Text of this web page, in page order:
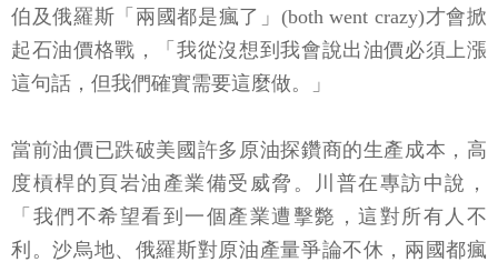
伯及俄羅斯「兩國都是瘋了」(both went crazy)才會掀
起石油價格戰，「我從沒想到我會說出油價必須上漲
這句話，但我們確實需要這麼做。」
當前油價已跌破美國許多原油探鑽商的生產成本，高
度槓桿的頁岩油產業備受威脅。川普在專訪中說，
「我們不希望看到一個產業遭擊斃，這對所有人不
利。沙烏地、俄羅斯對原油產量爭論不休，兩國都瘋